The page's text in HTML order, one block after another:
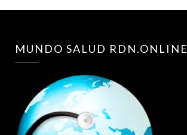
MUNDO SALUD RDN.ONLINE